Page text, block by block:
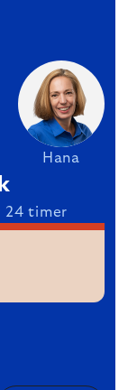
Hana
24 timer